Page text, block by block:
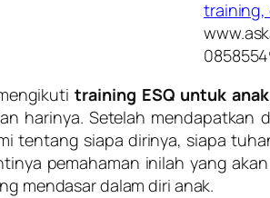
training ESQ untuk anak
harinya. Setelah mendapatkan
tentang siapa dirinya, siapa
pemahaman inilah yang
mendasar dalam diri anak.